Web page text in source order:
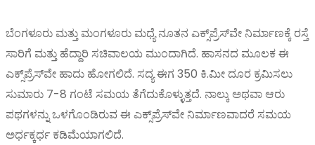
ಬೆಂಗಳೂರು ಮತ್ತು ಮಂಗಳೂರು ಮಧ್ಯೆ ನೂತನ ಎಕ್ಸ್‌ಪ್ರೆಸ್‌ವೇ ನಿರ್ಮಾಣಕ್ಕೆ ರಸ್ತೆ
ಸಾರಿಗೆ ಮತ್ತು ಹೆದ್ದಾರಿ ಸಚಿವಾಲಯ ಮುಂದಾಗಿದೆ. ಹಾಸನದ ಮೂಲಕ ಈ
ಎಕ್ಸ್‌ಪ್ರೆಸ್‌ವೇ ಹಾದು ಹೋಗಲಿದೆ. ಸದ್ಯ ಈಗ 350 ಕಿ.ಮೀ ದೂರ ಕ್ರಮಿಸಲು
ಸುಮಾರು 7-8 ಗಂಟೆ ಸಮಯ ತೆಗೆದುಕೊಳ್ಳುತ್ತದೆ. ನಾಲ್ಕು ಅಥವಾ ಆರು
ಪಥಗಳನ್ನು ಒಳಗೊಂಡಿರುವ ಈ ಎಕ್ಸ್‌ಪ್ರೆಸ್‌ವೇ ನಿರ್ಮಾಣವಾದರೆ ಸಮಯ
ಅರ್ಧಕ್ಕರ್ಧ ಕಡಿಮೆಯಾಗಲಿದೆ.